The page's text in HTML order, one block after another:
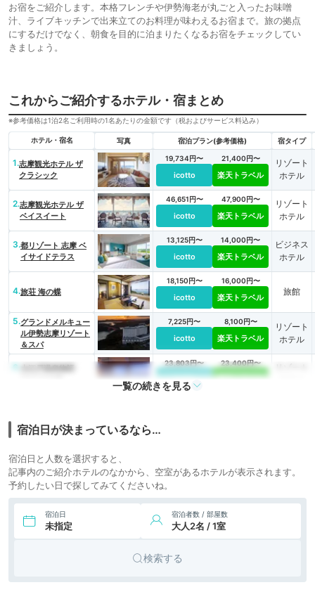
お宿をご紹介します。本格フレンチや伊勢海老が丸ごと入ったお味噌
汁、ライブキッチンで出来立てのお料理が味わえるお宿まで。旅の拠点
にするだけでなく、朝食を目的に泊まりたくなるお宿をチェックしてい
きましょう。
これからご紹介するホテル・宿まとめ
※参考価格は1泊2名ご利用時の1名あたりの金額です（税およびサービス料込み）
ホテル・宿名 写真 宿泊プラン(参考価格) 宿タイプ
1.志摩観光ホテル ザ
クラシック
19,734円〜
icotto
21,400円〜
楽天トラベル
リゾート
ホテル
2.志摩観光ホテル ザ
ベイスイート
46,651円〜
icotto
47,900円〜
楽天トラベル
リゾート
ホテル
3.都リゾート 志摩 ベ
イサイドテラス
13,125円〜
icotto
14,000円〜
楽天トラベル
ビジネス
ホテル
4.旅荘 海の蝶
18,150円〜
icotto
16,000円〜
楽天トラベル
旅館
5.グランドメルキュー
ル伊勢志摩リゾート
＆スパ
7,225円〜
icotto
8,100円〜
楽天トラベル
リゾート
ホテル
6. 23,803円〜
icotto
23,400円〜
楽天トラベル
リゾート
8.ホテル ヴィソン
9.NEMU
RESORT（ネムリゾ
icotto 楽天トラベル
ホテル
10.リゾートヒルズ豊
浜蒼空の風 SORA
16,594円〜 15,000円〜
旅館
icotto 楽天トラベル
ホテル
一覧の続きを見る
宿泊日が決まっているなら…
宿泊日と人数を選択すると、
記事内のご紹介ホテルのなかから、空室があるホテルが表示されます。
予約したい日で探してみてくださいね。
宿泊日
未指定
宿泊者数 / 部屋数
大人2名 / 1室
検索する